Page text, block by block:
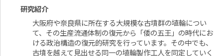
研究紹介
大阪府や奈良県に所在する大規模な古墳群の埴輪につい
て、その生産流通体制の復元から「倭の五王」の時代にお
ける政治構造の復元的研究を行っています。その中でも、
古墳を越えて見出せる同一の埴輪製作工人を同定していく